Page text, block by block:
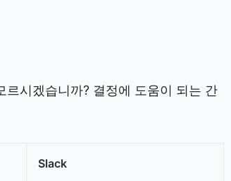
시겠습니까? 결정에 도움이 되는 간
Slack